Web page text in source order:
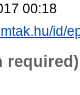
00:18
id/
required)